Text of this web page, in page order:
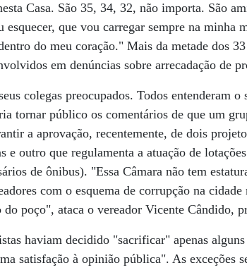
Casa. São 35, 34, 32, não importa. São
esquecer, que vou carregar sempre na minha
do meu coração." Mais da metade dos
em denúncias sobre arrecadação de
colegas preocupados. Todos entenderam
tornar público os comentários de que um
a aprovação, recentemente, de dois
e outro que regulamenta a atuação de
de ônibus). "Essa Câmara não tem
com o esquema de corrupção na
do poço", ataca o vereador Vicente Cândido,
haviam decidido "sacrificar" apenas
satisfação à opinião pública". As exceções